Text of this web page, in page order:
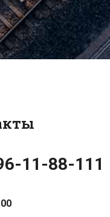
11-88-111